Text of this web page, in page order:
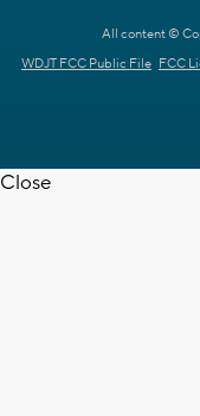
All content ©
WDJT FCC Public File FCC
Close